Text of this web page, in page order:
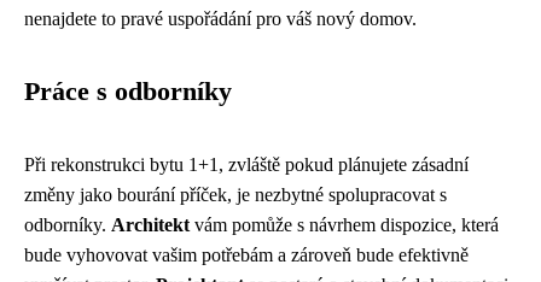
nenajdete to pravé uspořádání pro váš nový domov.
Práce s odborníky
Při rekonstrukci bytu 1+1, zvláště pokud plánujete zásadní
změny jako bourání příček, je nezbytné spolupracovat s
odborníky. Architekt vám pomůže s návrhem dispozice, která
bude vyhovovat vašim potřebám a zároveň bude efektivně